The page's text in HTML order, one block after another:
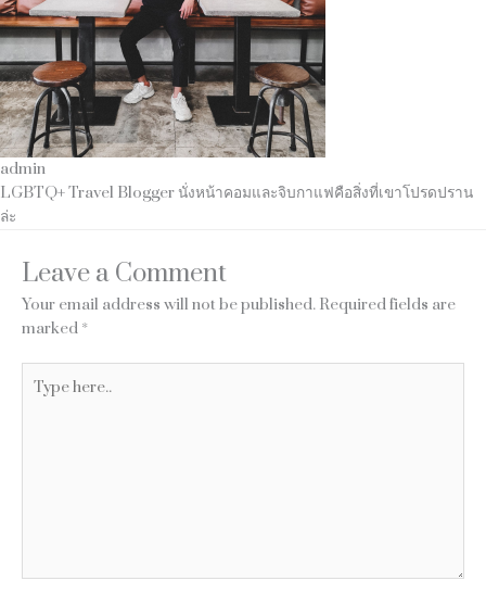
admin
LGBTQ+ Travel Blogger นั่งหน้าคอมและจิบกาแฟคือสิ่งที่เขาโปรดปราน
ล่ะ
Leave a Comment
Your email address will not be published. Required fields are
marked *
here..